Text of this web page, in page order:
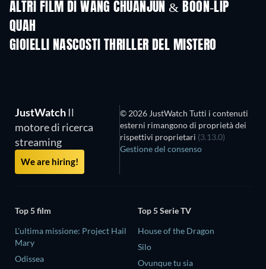
ALTRI FILM DI WANG CHUANJUN & BOON-LIP
QUAH
GIOIELLI NASCOSTI THRILLER DEL MISTERO
JustWatch Il
motore di ricerca
streaming
We are hiring!
© 2026 JustWatch Tutti i contenuti
esterni rimangono di proprietà dei
rispettivi proprietari (3.13.0)
Gestione del consenso
Top 5 film
L'ultima missione: Project Hail
Mary
Odissea
Top 5 Serie TV
House of the Dragon
Silo
Ovunque tu sia